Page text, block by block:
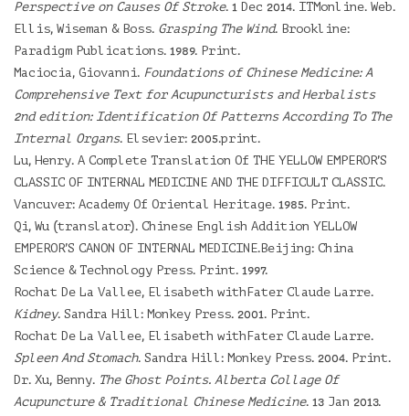
Perspective on Causes Of Stroke. 1 Dec 2014. ITMonline. Web.
Ellis, Wiseman & Boss. Grasping The Wind. Brookline:
Paradigm Publications. 1989. Print.
Maciocia, Giovanni. Foundations of Chinese Medicine: A
Comprehensive Text for Acupuncturists and Herbalists
2nd edition: Identification Of Patterns According To The
Internal Organs. Elsevier: 2005.print.
Lu, Henry. A Complete Translation Of THE YELLOW EMPEROR'S
CLASSIC OF INTERNAL MEDICINE AND THE DIFFICULT CLASSIC.
Vancuver: Academy Of Oriental Heritage. 1985. Print.
Qi, Wu (translator). Chinese English Addition YELLOW
EMPEROR'S CANON OF INTERNAL MEDICINE.Beijing: China
Science & Technology Press. Print. 1997.
Rochat De La Vallee, Elisabeth withFater Claude Larre.
Kidney. Sandra Hill: Monkey Press. 2001. Print.
Rochat De La Vallee, Elisabeth withFater Claude Larre.
Spleen And Stomach. Sandra Hill: Monkey Press. 2004. Print.
Dr. Xu, Benny. The Ghost Points. Alberta Collage Of
Acupuncture & Traditional Chinese Medicine. 13 Jan 2013.